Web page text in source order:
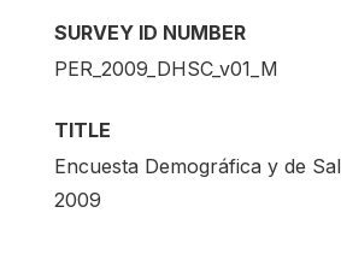
SURVEY ID NUMBER
PER_2009_DHSC_v01_M
TITLE
Encuesta Demográfica y de
2009